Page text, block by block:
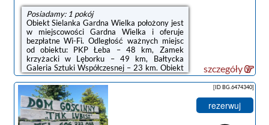
Posiadamy: 1 pokój
Obiekt Sielanka Gardna Wielka położony jest
w miejscowości Gardna Wielka i oferuje
bezpłatne Wi-Fi. Odległość ważnych miejsc
od obiektu: PKP Łeba – 48 km, Zamek
krzyżacki w Lęborku – 49 km, Bałtycka
Galeria Sztuki Współczesnej – 23 km. Obiekt
zapewnia ogród oraz bezpłatny prywatny
parking. W okolicy w odległości 14 km
znajduje się Słowiński Park Narodowy.W
domu wakacyjnym zapewniono taras, kilka
sypialni (3), salon, kuchnię ze standardowym
wyposażeniem, a także kilka łazienek (2) z
szczegóły
[ID BG.6474340]
rezerwuj